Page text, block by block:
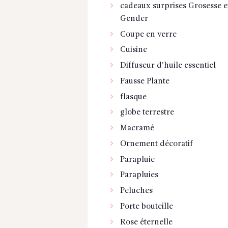
cadeaux surprises Grosesse
Gender
Coupe en verre
Cuisine
Diffuseur d'huile essentiel
Fausse Plante
flasque
globe terrestre
Macramé
Ornement décoratif
Parapluie
Parapluies
Peluches
Porte bouteille
Rose éternelle